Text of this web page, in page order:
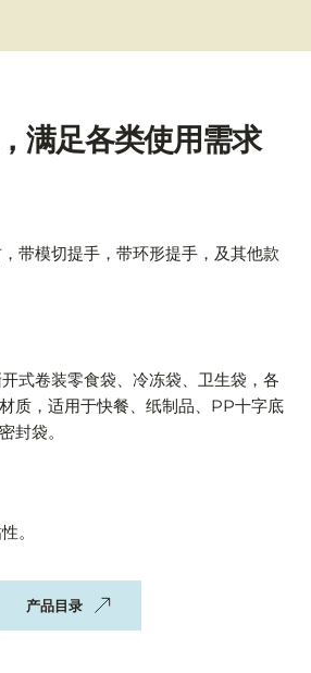
满足各类使用需求
带模切提手，带环形提手，及其他款
式卷装零食袋、冷冻袋、卫生袋，各
质，适用于快餐、纸制品、PP十字底
封袋。
。
产品目录